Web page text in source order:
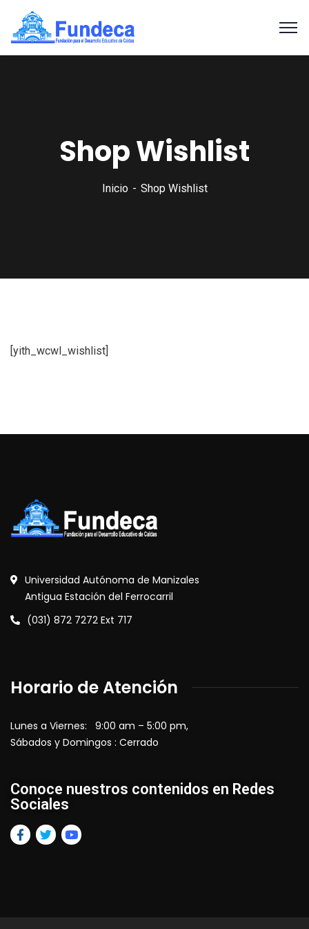
Shop Wishlist
Inicio Shop Wishlist
[yith_wcwl_wishlist]
Universidad Autónoma de Manizales
Antigua Estación del Ferrocarril
(031) 872 7272 Ext 717
Horario de Atención
Lunes a Viernes: 9:00 am – 5:00 pm,
Sábados y Domingos : Cerrado
Conoce nuestros contenidos en Redes
Sociales